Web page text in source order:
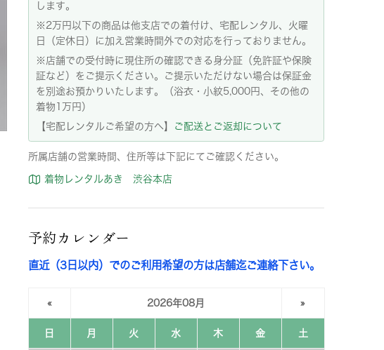
します。
※2万円以下の商品は他支店での着付け、宅配レンタル、火曜
日（定休日）に加え営業時間外での対応を行っておりません。
※店舗での受付時に現住所の確認できる身分証（免許証や保険
証など）をご提示ください。ご提示いただけない場合は保証金
を別途お預かりいたします。（浴衣・小紋5,000円、その他の
着物1万円）
【宅配レンタルご希望の方へ】
ご配送とご返却について
所属店舗の営業時間、住所等は下記にてご確認ください。
着物レンタルあき 渋谷本店
予約カレンダー
直近（3日以内）でのご利用希望の方は店舗迄ご連絡下さい。
« 2026年08月 »
日 月 火 水 木 金 土